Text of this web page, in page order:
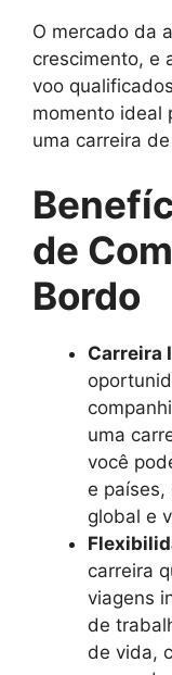
O mercado da
crescimento, e
voo
momento ideal
uma carreira
de
Bordo
Carreira
uma
você
e países,
global e
carreira
viagens
de
de vida,